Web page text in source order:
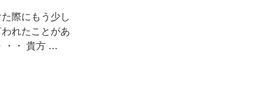
際にもう少し
れたことがあ
・・ 貴方 …